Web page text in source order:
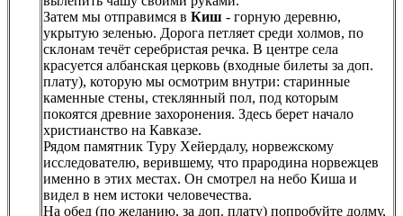
Затем мы отправимся в Киш - горную деревню,
укрытую зеленью. Дорога петляет среди холмов, по
склонам течёт серебристая речка. В центре села
красуется албанская церковь (входные билеты за доп.
плату), которую мы осмотрим внутри: старинные
каменные стены, стеклянный пол, под которым
покоятся древние захоронения. Здесь берет начало
христианство на Кавказе.
Рядом памятник Туру Хейердалу, норвежскому
исследователю, верившему, что прародина норвежцев
именно в этих местах. Он смотрел на небо Киша и
видел в нем истоки человечества.
На обед (по желанию, за доп. плату) попробуйте долму,